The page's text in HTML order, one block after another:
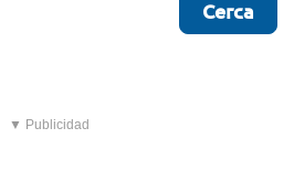
▼ Publicidad